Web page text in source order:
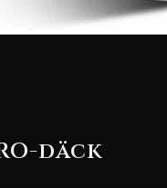
däck